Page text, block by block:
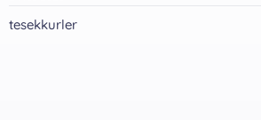
tesekkurler